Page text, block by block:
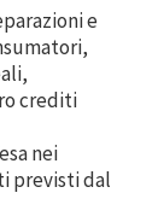
e
crediti
nei
previsti dal